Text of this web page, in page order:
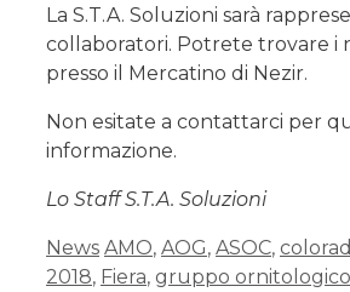
La S.T.A. Soluzioni sarà
collaboratori. Potrete trovare i
presso il Mercatino di Nezir.
Non esitate a contattarci per
informazione.
Lo Staff S.T.A. Soluzioni
News AMO, AOG, ASOC,
2018, Fiera, gruppo